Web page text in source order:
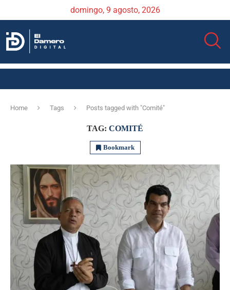
domingo, 9 agosto, 2026
Home Tags Posts tagged with "Comité"
TAG: COMITÉ
Bookmark